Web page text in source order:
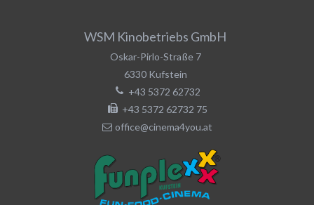
WSM Kinobetriebs GmbH
Oskar-Pirlo-Straße 7
6330 Kufstein
+43 5372 62732
+43 5372 62732 75
office@cinema4you.at